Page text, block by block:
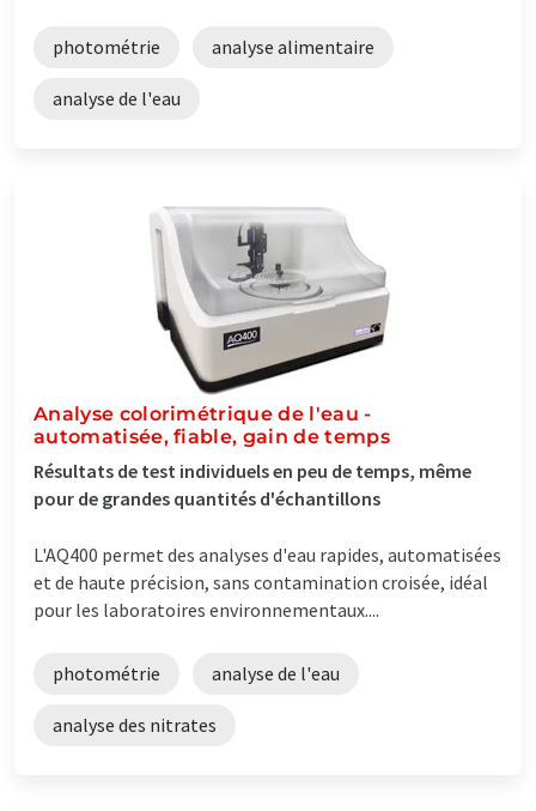
photométrie analyse alimentaire
analyse de l'eau
Analyse colorimétrique de l'eau -
automatisée, fiable, gain de temps
Résultats de test individuels en peu de temps, même
pour de grandes quantités d'échantillons
L'AQ400 permet des analyses d'eau rapides, automatisées
et de haute précision, sans contamination croisée, idéal
pour les laboratoires environnementaux....
photométrie analyse de l'eau
analyse des nitrates